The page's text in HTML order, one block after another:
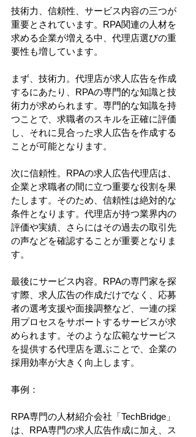
技術力、信頼性、サービス内容の三つが
重要とされています。RPA関連の人材を
求める企業が増える中、代理店選びの重
要性も増しています。
まず、技術力。代理店が求人広告を作成
するにあたり、RPAの専門的な知識と技
術力が求められます。専門的な知識を持
つことで、求職者のスキルを正確に評価
し、それに見合った求人広告を作成する
ことが可能となります。
次に信頼性。RPAの求人広告代理店は、
企業と求職者の間に立つ重要な役割を果
たします。そのため、信頼性は絶対的な
条件となります。代理店が持つ業界内の
評価や実績、さらにはその過去の取引先
の声などを確認することが重要となりま
す。
最後にサービス内容。RPAの専門家を探
す際、求人広告の作成だけでなく、応募
者の選考支援や面接調整など、一連の採
用プロセスをサポートするサービスが求
められます。そのような広範なサービス
を提供する代理店を選ぶことで、企業の
採用効率が大きく向上します。
事例：
RPA専門の人材紹介会社「TechBridge」
は、RPA専門の求人広告作成に加え、ス